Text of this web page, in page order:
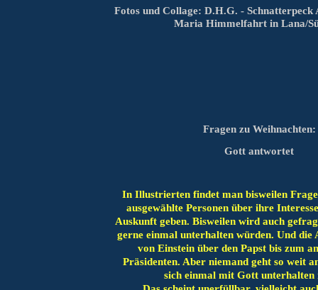
Fotos und Collage: D.H.G. -
Maria Himmelfahrt in Lana/
Fragen zu Weihnachten:
Gott antwortet
In Illustrierten findet man bisweilen
ausgewählte Personen über ihre
Auskunft geben. Bisweilen wird auch
gerne einmal unterhalten würden. Und die
von Einstein über den Papst bis zum
Präsidenten. Aber niemand geht so weit
sich einmal mit Gott unterhalten